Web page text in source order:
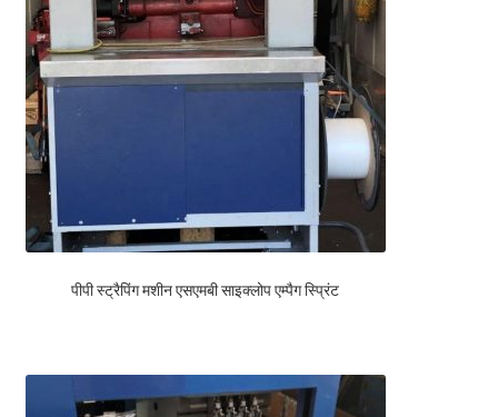
पीपी स्ट्रैपिंग मशीन एसएमबी साइक्लोप एम्पैग स्प्रिंट